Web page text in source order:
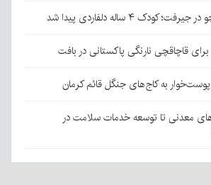
۴ ساله دلفاردی پیدا شد
به کاج‌های جنگل قائم کرمان
معدنی تا توسعه خدمات سلامت در